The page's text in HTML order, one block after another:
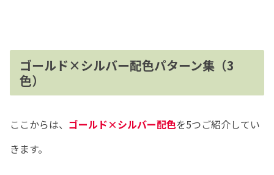
ゴールド×シルバー配色パターン集（3
色）
ここからは、 ゴールド×シルバー配色を5つご紹介してい
きます。